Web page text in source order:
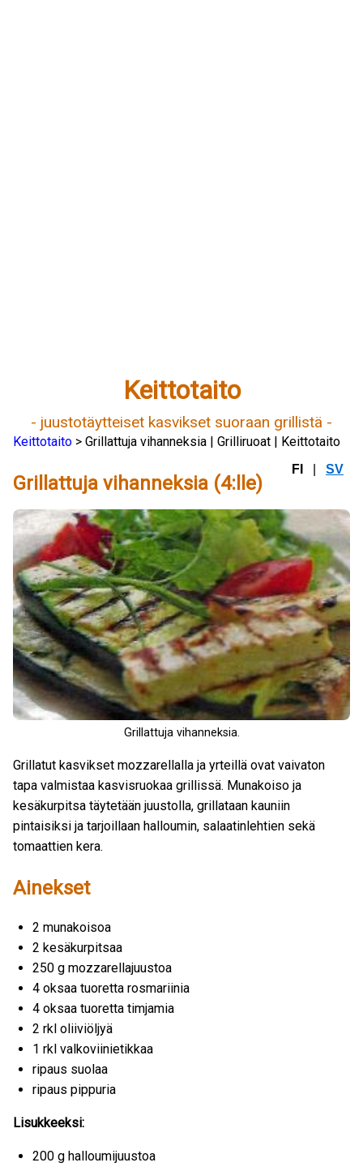
Keittotaito
- juustotäytteiset kasvikset suoraan grillistä -
Keittotaito > Grillattuja vihanneksia | Grilliruoat | Keittotaito
FI SV
Grillattuja vihanneksia (4:lle)
Grillattuja vihanneksia.
Grillatut kasvikset mozzarellalla ja yrteillä ovat vaivaton
tapa valmistaa kasvisruokaa grillissä. Munakoiso ja
kesäkurpitsa täytetään juustolla, grillataan kauniin
pintaisiksi ja tarjoillaan halloumin, salaatinlehtien sekä
tomaattien kera.
Ainekset
2 munakoisoa
2 kesäkurpitsaa
250 g mozzarellajuustoa
4 oksaa tuoretta rosmariinia
4 oksaa tuoretta timjamia
2 rkl oliiviöljyä
1 rkl valkoviinietikkaa
ripaus suolaa
ripaus pippuria
Lisukkeeksi:
200 g halloumijuustoa